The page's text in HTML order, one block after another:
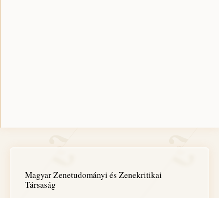
Magyar Zenetudományi és Zenekritikai
Társaság